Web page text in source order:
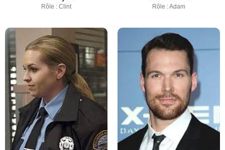
Rôle : Clint Rôle : Adam